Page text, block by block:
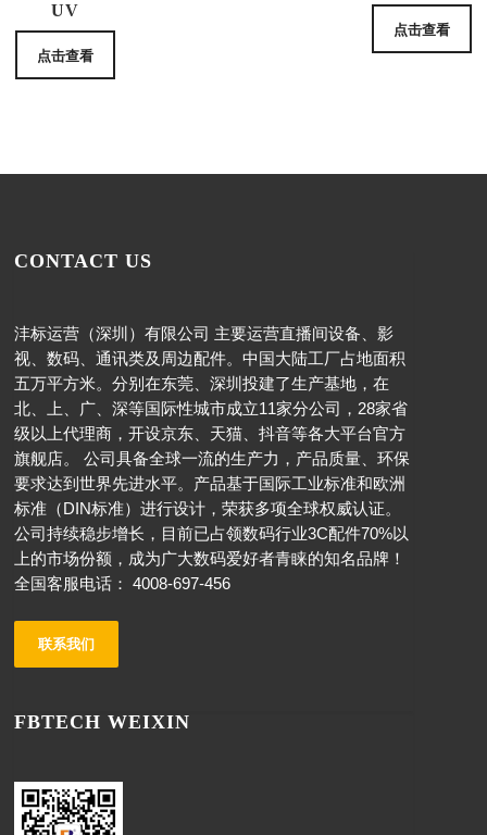
UV
点击查看
点击查看
CONTACT US
沣标运营（深圳）有限公司 主要运营直播间设备、影
视、数码、通讯类及周边配件。中国大陆工厂占地面积
五万平方米。分别在东莞、深圳投建了生产基地，在
北、上、广、深等国际性城市成立11家分公司，28家省
级以上代理商，开设京东、天猫、抖音等各大平台官方
旗舰店。 公司具备全球一流的生产力，产品质量、环保
要求达到世界先进水平。产品基于国际工业标准和欧洲
标准（DIN标准）进行设计，荣获多项全球权威认证。
公司持续稳步增长，目前已占领数码行业3C配件70%以
上的市场份额，成为广大数码爱好者青睐的知名品牌！
全国客服电话： 4008-697-456
联系我们
FBTECH WEIXIN